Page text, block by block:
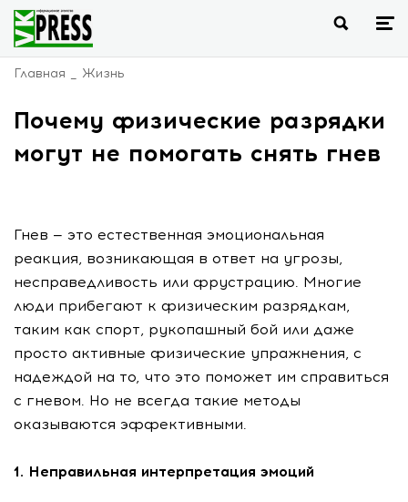
Главная Жизнь
Почему физические разрядки
могут не помогать снять гнев
Гнев — это естественная эмоциональная
реакция, возникающая в ответ на угрозы,
несправедливость или фрустрацию. Многие
люди прибегают к физическим разрядкам,
таким как спорт, рукопашный бой или даже
просто активные физические упражнения, с
надеждой на то, что это поможет им справиться
с гневом. Но не всегда такие методы
оказываются эффективными.
1. Неправильная интерпретация эмоций